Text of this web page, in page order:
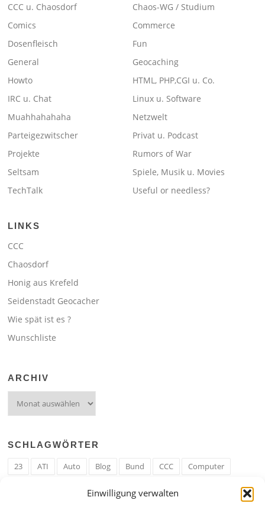
Einwilligung verwalten
CCC u. Chaosdorf
Chaos-WG / Studium
Comics
Commerce
Dosenfleisch
Fun
General
Geocaching
Howto
HTML, PHP,CGI u. Co.
IRC u. Chat
Linux u. Software
Muahhahahaha
Netzwelt
Parteigezwitscher
Privat u. Podcast
Projekte
Rumors of War
Seltsam
Spiele, Musik u. Movies
TechTalk
Useful or needless?
LINKS
CCC
Chaosdorf
Honig aus Krefeld
Seidenstadt Geocacher
Wie spät ist es ?
Wunschliste
ARCHIV
SCHLAGWÖRTER
23 ATI Auto Blog Bund CCC
Computer
Erwerbsregeln